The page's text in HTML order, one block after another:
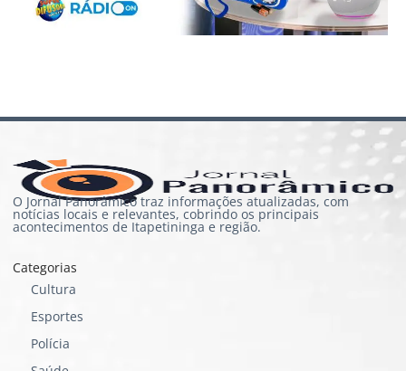
O Jornal Panorâmico traz informações atualizadas, com
notícias locais e relevantes, cobrindo os principais
acontecimentos de Itapetininga e região.
Categorias
Cultura
Esportes
Polícia